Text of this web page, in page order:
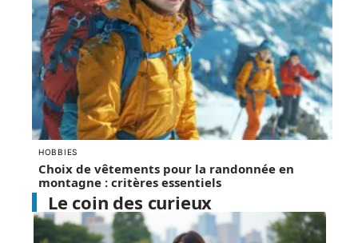
HOBBIES
Choix de vêtements pour la randonnée en
montagne : critères essentiels
Le coin des curieux